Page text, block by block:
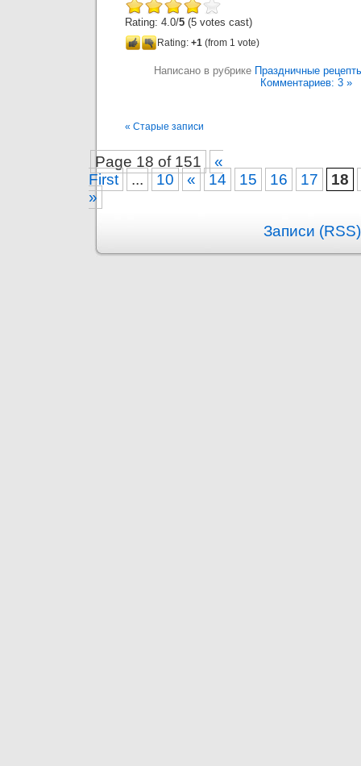
Rating: 4.0/5 (5 votes cast)
Rating: +1 (from 1 vote)
Написано в рубрике Праздничные
Комментариев: 3 »
« Старые записи
Page 18 of 151
«
First
... 10 « 14 15 16 17
18
»
Записи (RSS)